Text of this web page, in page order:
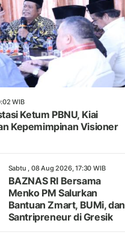
WIB
Ketum PBNU, Kiai
Kepemimpinan Visioner
Sabtu , 08 Aug 2026, 17:30 WIB
BAZNAS RI Bersama
Menko PM Salurkan
Bantuan Zmart, BUMi, dan
Santripreneur di Gresik